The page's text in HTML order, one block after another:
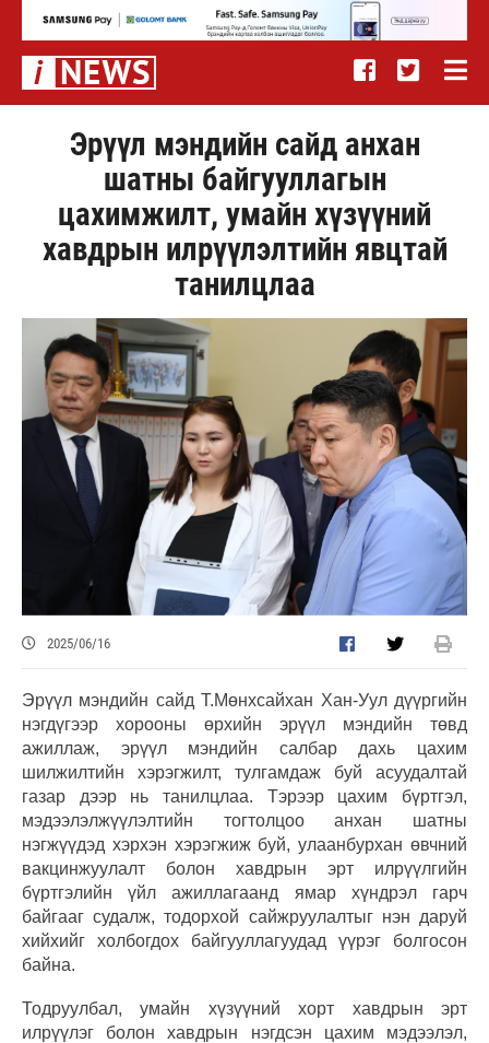
Эрүүл мэндийн сайд анхан
шатны байгууллагын
цахимжилт, умайн хүзүүний
хавдрын илрүүлэлтийн явцтай
танилцлаа
2025/06/16
Эрүүл мэндийн сайд Т.Мөнхсайхан Хан-Уул дүүргийн
нэгдүгээр хорооны өрхийн эрүүл мэндийн төвд
ажиллаж, эрүүл мэндийн салбар дахь цахим
шилжилтийн хэрэгжилт, тулгамдаж буй асуудалтай
газар дээр нь танилцлаа. Тэрээр цахим бүртгэл,
мэдээлэлжүүлэлтийн тогтолцоо анхан шатны
нэгжүүдэд хэрхэн хэрэгжиж буй, улаанбурхан өвчний
вакцинжуулалт болон хавдрын эрт илрүүлгийн
бүртгэлийн үйл ажиллагаанд ямар хүндрэл гарч
байгааг судалж, тодорхой сайжруулалтыг нэн даруй
хийхийг холбогдох байгууллагуудад үүрэг болгосон
байна.
Тодруулбал, умайн хүзүүний хорт хавдрын эрт
илрүүлэг болон хавдрын нэгдсэн цахим мэдээлэл,